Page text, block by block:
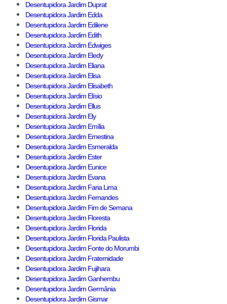
Desentupidora Jardim Duprat
Desentupidora Jardim Edda
Desentupidora Jardim Edilene
Desentupidora Jardim Edith
Desentupidora Jardim Edwiges
Desentupidora Jardim Eledy
Desentupidora Jardim Eliana
Desentupidora Jardim Elisa
Desentupidora Jardim Elisabeth
Desentupidora Jardim Elísio
Desentupidora Jardim Ellus
Desentupidora Jardim Ely
Desentupidora Jardim Emília
Desentupidora Jardim Ernestina
Desentupidora Jardim Esmeralda
Desentupidora Jardim Ester
Desentupidora Jardim Eunice
Desentupidora Jardim Evana
Desentupidora Jardim Faria Lima
Desentupidora Jardim Fernandes
Desentupidora Jardim Fim de Semana
Desentupidora Jardim Floresta
Desentupidora Jardim Florida
Desentupidora Jardim Florida Paulista
Desentupidora Jardim Fonte do Morumbi
Desentupidora Jardim Fraternidade
Desentupidora Jardim Fujihara
Desentupidora Jardim Ganhembu
Desentupidora Jardim Germânia
Desentupidora Jardim Gismar